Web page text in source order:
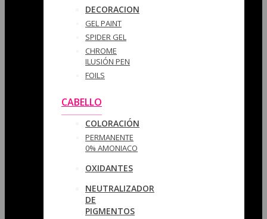
DECORACION
GEL PAINT
SPIDER GEL
CHROME
ILUSIÓN PEN
FOILS
CABELLO
COLORACIÓN
PERMANENTE
0% AMONIACO
OXIDANTES
NEUTRALIZADOR
DE
PIGMENTOS